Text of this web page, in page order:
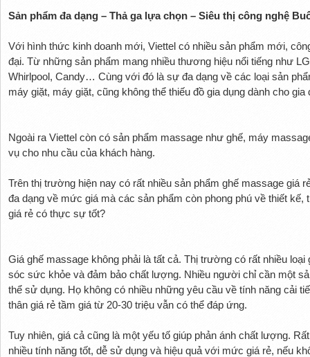
Sản phẩm đa dạng – Thả ga lựa chọn – Siêu thị công nghệ
Với hình thức kinh doanh mới, Viettel có nhiều sản phẩm mới,
đại. Từ những sản phẩm mang nhiều thương hiệu nổi tiếng như
Whirlpool, Candy… Cùng với đó là sự đa dạng về các loại sản
máy giặt, máy giặt, cũng không thể thiếu đồ gia dụng dành cho
Ngoài ra Viettel còn có sản phẩm massage như ghế, máy
vụ cho nhu cầu của khách hàng.
Trên thị trường hiện nay có rất nhiều sản phẩm ghế massage giá
đa dạng về mức giá mà các sản phẩm còn phong phú về thiết
giá rẻ có thực sự tốt?
Giá ghế massage không phải là tất cả. Thị trường có rất nhiều
sóc sức khỏe và đảm bảo chất lượng. Nhiều người chỉ cần một
thể sử dụng. Họ không có nhiều những yêu cầu về tính năng cải
thân giá rẻ tầm giá từ 20-30 triệu vẫn có thể đáp ứng.
Tuy nhiên, giá cả cũng là một yếu tố giúp phản ánh chất lượng.
nhiều tính năng tốt, dễ sử dụng và hiệu quả với mức giá rẻ, nếu